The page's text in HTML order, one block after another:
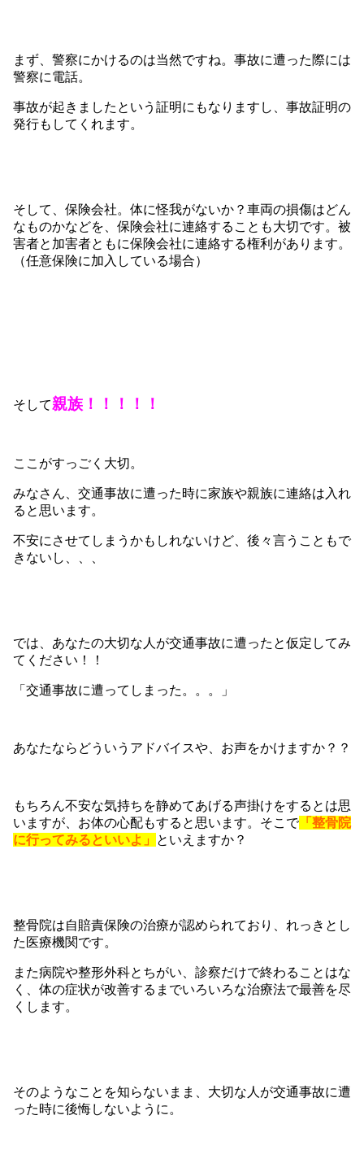
まず、警察にかけるのは当然ですね。事故に遭った際には
警察に電話。
事故が起きましたという証明にもなりますし、事故証明の
発行もしてくれます。
そして、保険会社。体に怪我がないか？車両の損傷はどん
なものかなどを、保険会社に連絡することも大切です。被
害者と加害者ともに保険会社に連絡する権利があります。
（任意保険に加入している場合）
そして親族！！！！！
ここがすっごく大切。
みなさん、交通事故に遭った時に家族や親族に連絡は入れ
ると思います。
不安にさせてしまうかもしれないけど、後々言うこともで
きないし、、、
では、あなたの大切な人が交通事故に遭ったと仮定してみ
てください！！
「交通事故に遭ってしまった。。。」
あなたならどういうアドバイスや、お声をかけますか？？
もちろん不安な気持ちを静めてあげる声掛けをするとは思
いますが、お体の心配もすると思います。そこで 「整骨院
に行ってみるといいよ」
といえますか？
整骨院は自賠責保険の治療が認められており、れっきとし
た医療機関です。
また病院や整形外科とちがい、診察だけで終わることはな
く、体の症状が改善するまでいろいろな治療法で最善を尽
くします。
そのようなことを知らないまま、大切な人が交通事故に遭
った時に後悔しないように。